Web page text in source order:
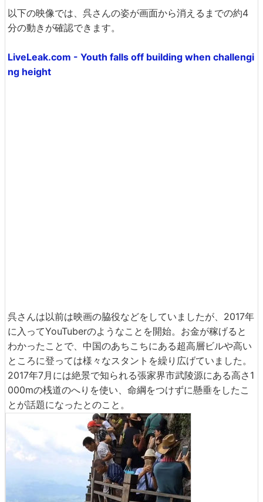
以下の映像では、呉さんの姿が画面から消えるまでの約4
分の動きが確認できます。
LiveLeak.com - Youth falls off building when challengi
ng height
呉さんは以前は映画の脇役などをしていましたが、2017年
に入ってYouTuberのようなことを開始。お金が稼げると
わかったことで、中国のあちこちにある超高層ビルや高い
ところに登っては様々なスタントを繰り広げていました。
2017年7月には絶景で知られる張家界市武陵源にある高さ1
000mの桟道のへりを使い、命綱をつけずに懸垂をしたこ
とが話題になったとのこと。